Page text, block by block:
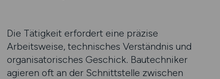
Die Tätigkeit erfordert eine präzise
Arbeitsweise, technisches Verständnis und
organisatorisches Geschick. Bautechniker
agieren oft an der Schnittstelle zwischen